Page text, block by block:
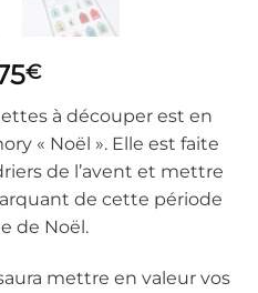
€
à découper est en
« Noël ». Elle est faite
de l’avent et mettre
de cette période
de Noël.
mettre en valeur vos